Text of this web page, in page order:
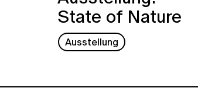
State of Nature
Ausstellung